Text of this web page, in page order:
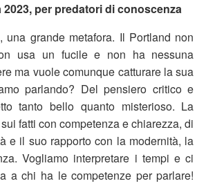
per predatori di conoscenza
una grande metafora. Il Portland non
usa un fucile e non ha nessuna
ma vuole comunque catturare la sua
parlando? Del pensiero critico e
tanto bello quanto misterioso. La
fatti con competenza e chiarezza, di
e il suo rapporto con la modernità, la
Vogliamo interpretare i tempi e ci
a chi ha le competenze per parlare!